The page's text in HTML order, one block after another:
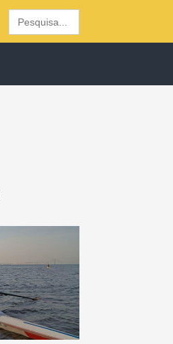
Search
for: